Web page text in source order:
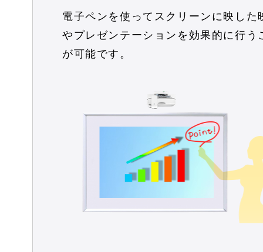
電子ペンを使ってスクリーンに映し
やプレゼンテーションを効果的に行
が可能です。